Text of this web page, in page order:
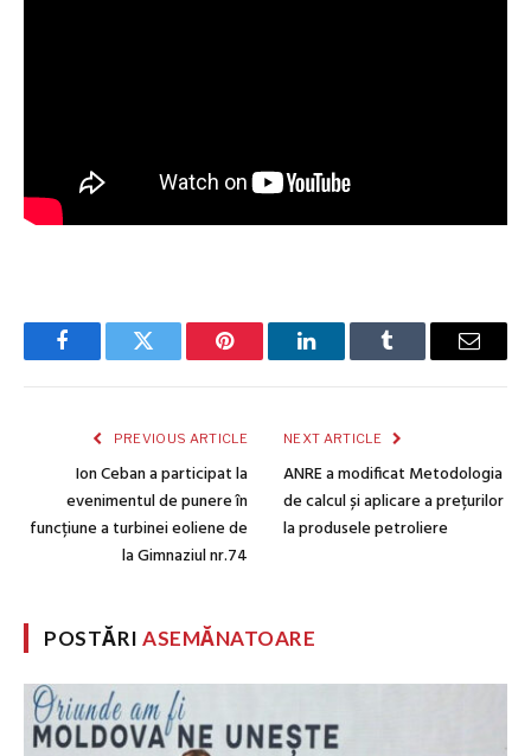
FacebookTwitter Pinterest LinkedInTumblr Email
PREVIOUS ARTICLE
Ion Ceban a participat la
evenimentul de punere în
funcțiune a turbinei eoliene de
la Gimnaziul nr.74
NEXT ARTICLE
ANRE a modificat Metodologia
de calcul și aplicare a prețurilor
la produsele petroliere
POSTĂRIASEMĂNATOARE